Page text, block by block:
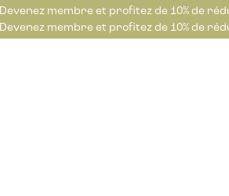
Devenez membre et profitez de 10% de
Devenez membre et profitez de 10% de